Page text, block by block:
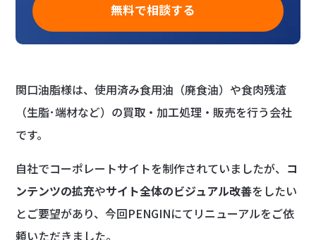
無料で相談する
関口油脂様は、使用済み食用油（廃食油）や食肉残渣
（生脂･端材など）の買取・加工処理・販売を行う会社
です。
自社でコーポレートサイトを制作されていましたが、 コ
ンテンツの拡充やサイト全体のビジュアル改善をしたい
とご要望があり、今回PENGINにてリニューアルをご依
頼いただきました。